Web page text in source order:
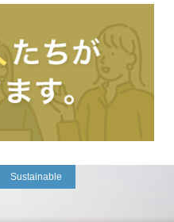
Sustainable